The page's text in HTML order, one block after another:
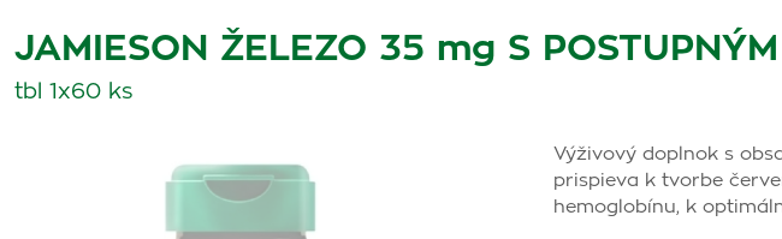
JAMIESON ŽELEZO 35 mg S
tbl 1x60 ks
Výživový doplnok s
prispieva k tvorbe
hemoglobínu, k